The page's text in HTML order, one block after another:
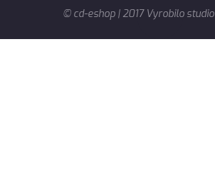
© cd-eshop | 2017 Vyrobilo studio